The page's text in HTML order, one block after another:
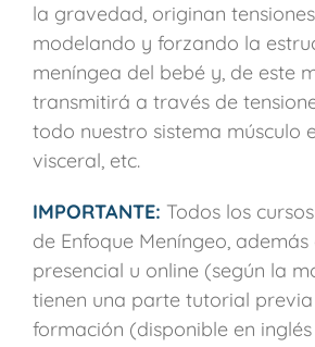
la gravedad, originan
modelando y forzando la
meníngea del bebé y, de este
transmitirá a través de
todo nuestro sistema músculo
visceral, etc.
IMPORTANTE: Todos los
de Enfoque Meníngeo,
presencial u online (según la
tienen una parte tutorial
formación (disponible en